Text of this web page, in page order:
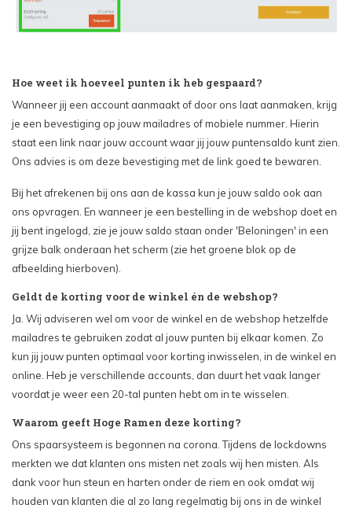
Hoe weet ik hoeveel punten ik heb gespaard?
Wanneer jij een account aanmaakt of door ons laat aanmaken, krijg
je een bevestiging op jouw mailadres of mobiele nummer. Hierin
staat een link naar jouw account waar jij jouw puntensaldo kunt zien.
Ons advies is om deze bevestiging met de link goed te bewaren.
Bij het afrekenen bij ons aan de kassa kun je jouw saldo ook aan
ons opvragen. En wanneer je een bestelling in de webshop doet en
jij bent ingelogd, zie je jouw saldo staan onder 'Beloningen' in een
grijze balk onderaan het scherm (zie het groene blok op de
afbeelding hierboven).
Geldt de korting voor de winkel én de webshop?
Ja. Wij adviseren wel om voor de winkel en de webshop hetzelfde
mailadres te gebruiken zodat al jouw punten bij elkaar komen. Zo
kun jij jouw punten optimaal voor korting inwisselen, in de winkel en
online. Heb je verschillende accounts, dan duurt het vaak langer
voordat je weer een 20-tal punten hebt om in te wisselen.
Waarom geeft Hoge Ramen deze korting?
Ons spaarsysteem is begonnen na corona. Tijdens de lockdowns
merkten we dat klanten ons misten net zoals wij hen misten. Als
dank voor hun steun en harten onder de riem en ook omdat wij
houden van klanten die al zo lang regelmatig bij ons in de winkel